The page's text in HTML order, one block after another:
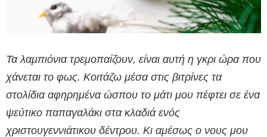
Τα λαμπιόνια τρεμοπαίζουν, είναι αυτή η γκρι ώρα που
χάνεται το φως. Κοιτάζω μέσα στις βιτρίνες τα
στολίδια αφηρημένα ώσπου το μάτι μου πέφτει σε ένα
ψεύτικο παπαγαλάκι στα κλαδιά ενός
χριστουγεννιάτικου δέντρου. Κι αμέσως ο νους μου